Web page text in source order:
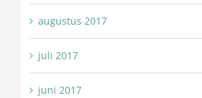
augustus 2017
juli 2017
juni 2017